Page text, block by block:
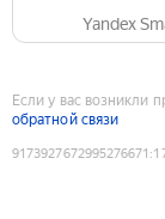
Yandex
Если у вас возникли
обратной связи
9173927672995276671 :